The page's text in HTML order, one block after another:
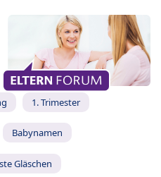
1. Trimester
Babynamen
Gläschen